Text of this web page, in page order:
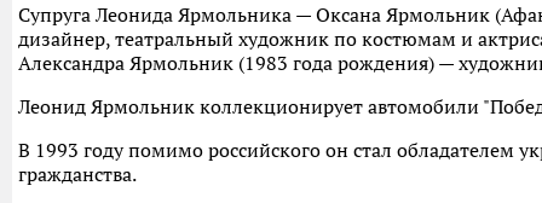
Супруга Леонида Ярмольника — Оксана Ярмольник
дизайнер, театральный художник по костюмам и
Александра Ярмольник (1983 года рождения) —
Леонид Ярмольник коллекционирует автомобили
В 1993 году помимо российского он стал обладателем
гражданства.